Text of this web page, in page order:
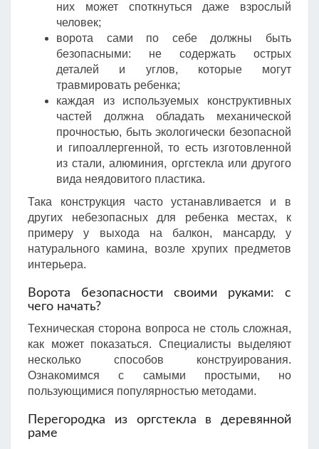
них может споткнуться даже взрослый
человек;
ворота сами по себе должны быть
безопасными: не содержать острых
деталей и углов, которые могут
травмировать ребенка;
каждая из используемых конструктивных
частей должна обладать механической
прочностью, быть экологически безопасной
и гипоаллергенной, то есть изготовленной
из стали, алюминия, оргстекла или другого
вида неядовитого пластика.
Така конструкция часто устанавливается и в
других небезопасных для ребенка местах, к
примеру у выхода на балкон, мансарду, у
натурального камина, возле хрупих предметов
интерьера.
Ворота безопасности своими руками: с
чего начать?
Техническая сторона вопроса не столь сложная,
как может показаться. Специалисты выделяют
несколько способов конструирования.
Ознакомимся с самыми простыми, но
пользующимися популярностью методами.
Перегородка из оргстекла в деревянной
раме